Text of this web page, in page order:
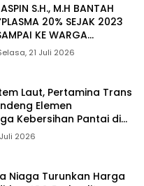
S.H., M.H BANTAH
20% SEJAK 2023
KE WARGA
21 Juli 2026
Laut, Pertamina Trans
Elemen
Kebersihan Pantai di
2026
Niaga Turunkan Harga